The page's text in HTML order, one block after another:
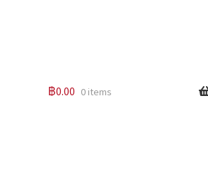
฿0.00 0 items